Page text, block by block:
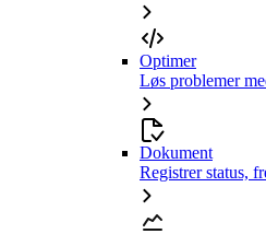
Optimer
Løs problemer
Dokument
Registrer status,